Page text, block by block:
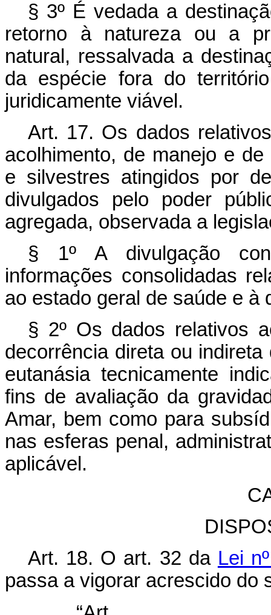
§ 3º É vedada a
retorno à natureza ou a
natural, ressalvada a
da espécie fora do
juridicamente viável.
Art. 17. Os dados
acolhimento, de manejo e
e silvestres atingidos por
divulgados pelo poder
agregada, observada a
§ 1º A divulgação
informações consolidadas
ao estado geral de saúde e à
§ 2º Os dados relativos
decorrência direta ou
eutanásia tecnicamente
fins de avaliação da
Amar, bem como para
nas esferas penal,
aplicável.
Art. 18. O art. 32 da Lei
passa a vigorar acrescido do